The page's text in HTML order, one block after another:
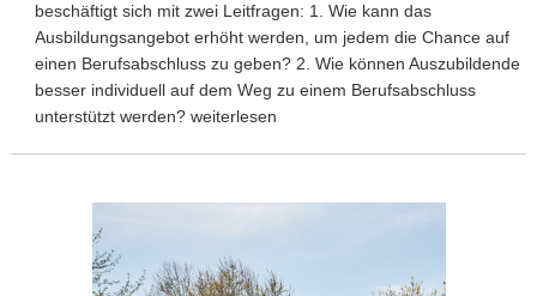
beschäftigt sich mit zwei Leitfragen: 1. Wie kann das
Ausbildungsangebot erhöht werden, um jedem die Chance auf
einen Berufsabschluss zu geben? 2. Wie können Auszubildende
besser individuell auf dem Weg zu einem Berufsabschluss
unterstützt werden? weiterlesen